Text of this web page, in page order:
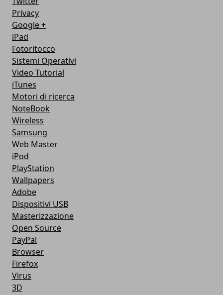
Privacy
Google +
iPad
Fotoritocco
Sistemi Operativi
Video Tutorial
iTunes
Motori di ricerca
NoteBook
Wireless
Samsung
Web Master
iPod
PlayStation
Wallpapers
Adobe
Dispositivi USB
Masterizzazione
Open Source
PayPal
Browser
Firefox
Virus
3D